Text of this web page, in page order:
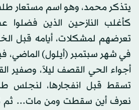
يتذكر محمد، وهو اسم مستعار
كأغلب النازحين الذين
تعرضهم لمشكلات، أيامه قبل
في شهر سبتمبر (أيلول) الماضي،
أجواء الحي القصف ليلاً، وصفير
تسقط قبل انفجارها، لنجلس
نعرف أين سقطت ومن مات... ثم